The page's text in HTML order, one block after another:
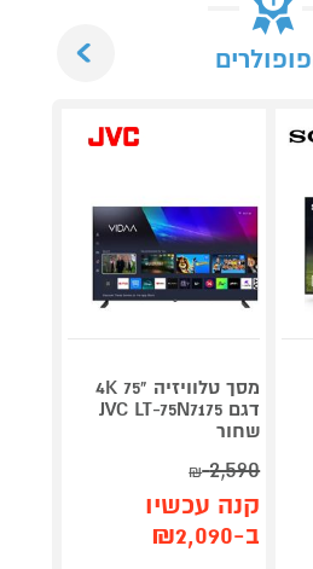
מסך טלוויזיה "75 4K
דגם JVC LT-75N7175
שחור
2,590
₪
קנה עכשיו
ב-₪2,090